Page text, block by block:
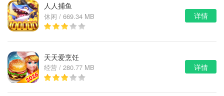
人人捕鱼
休闲 / 669.34 MB 详情
天天爱烹饪
经营 / 280.77 MB 详情